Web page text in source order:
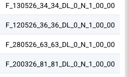
F_130526_34_34_DL_0_N_1_00_00
F_120526_36_36_DL_0_N_1_00_00
F_280526_63_63_DL_0_N_1_00_00
F_200326_81_81_DL_0_N_1_00_00